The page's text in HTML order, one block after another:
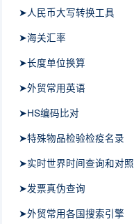
➤人民币大写转换工具
➤海关汇率
➤长度单位换算
➤外贸常用英语
➤HS编码比对
➤特殊物品检验检疫名录
➤实时世界时间查询和对照
➤发票真伪查询
➤外贸常用各国搜索引擎